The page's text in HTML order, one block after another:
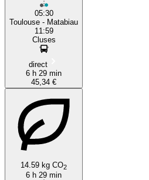
05:30
Toulouse - Matabiau
11:59
Cluses
direct
6 h 29 min
45,34 €
14.59 kg CO2
6 h 29 min